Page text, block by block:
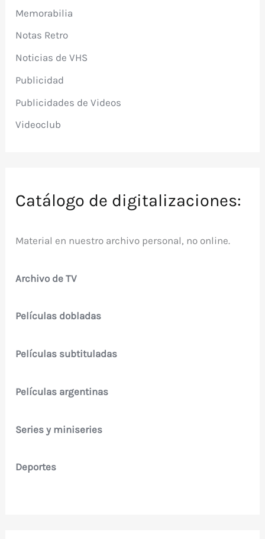
Memorabilia
Notas Retro
Noticias de VHS
Publicidad
Publicidades de Videos
Videoclub
Catálogo de digitalizaciones:
Material en nuestro archivo personal, no online.
Archivo de TV
Películas dobladas
Películas subtituladas
Películas argentinas
Series y miniseries
Deportes